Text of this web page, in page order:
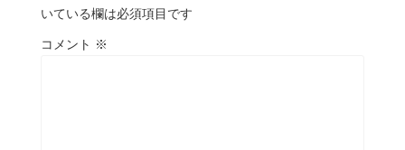
いている欄は必須項目です
コメント ※